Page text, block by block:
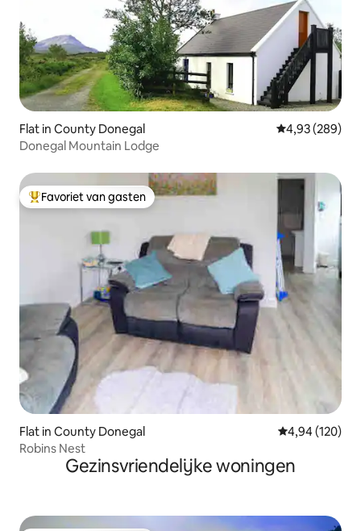
Flat in County Donegal Gemiddelde
4,93 (289)
Donegal Mountain Lodge
Topfavoriet van gasten
Favoriet van gasten
Flat in County Donegal Gemiddelde
4,94 (120)
Robins Nest
Gezinsvriendelijke woningen